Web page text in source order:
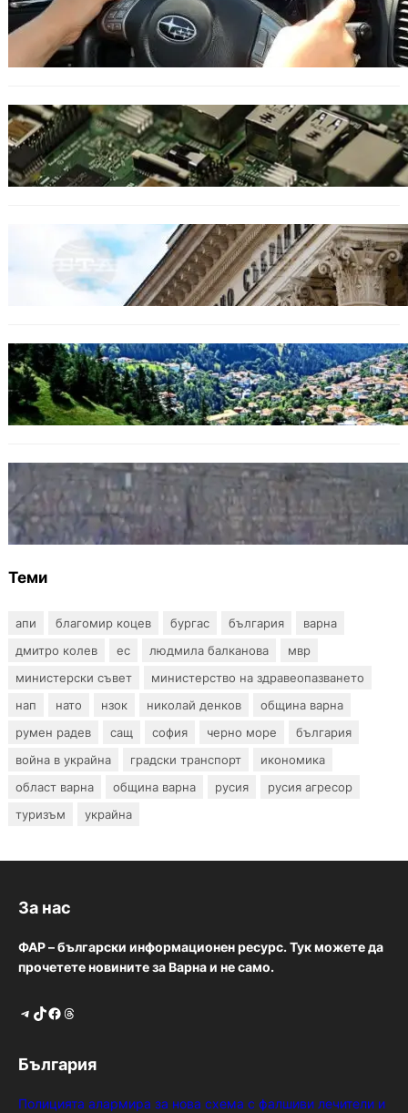
Възможни ограничения за Waze в Европа
след решение на Съда на ЕС.
ИКОНОМИКА
Кои българи се осигуряват на новия таван
от 2300 евро.
БЕЗ КАТЕГОРИЯ
Дрон се взриви край Кардам: България
търси отговори за произхода му.
БЪЛГАРИЯ
Полицията алармира за нова схема с
фалшиви лечители и „вълшебни“ мехлеми
БЪЛГАРИЯ
Ограничават движението по улица
„Вълноломна“ във Варна
Теми
апи благомир коцев бургас българия
варна
дмитро колев
ес людмила балканова
мвр
министерски съвет
министерство на здравеопазването
нап
нато нзок николай денков
община варна
румен радев
сащ софия черно море
българия
война в украйна
градски транспорт
икономика
област варна
община варна русия
русия агресор
туризъм
украйна
За нас
ФАР – български информационен ресурс. Тук можете да
прочетете новините за Варна и не само.
Telegram TikTok Facebook Threads
България
Полицията алармира за нова схема с фалшиви лечители и